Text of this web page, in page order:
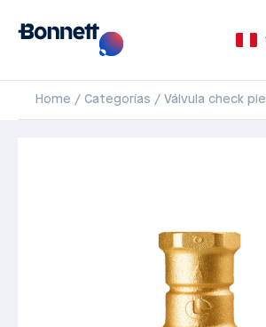
Home Categorías Válvula check pie